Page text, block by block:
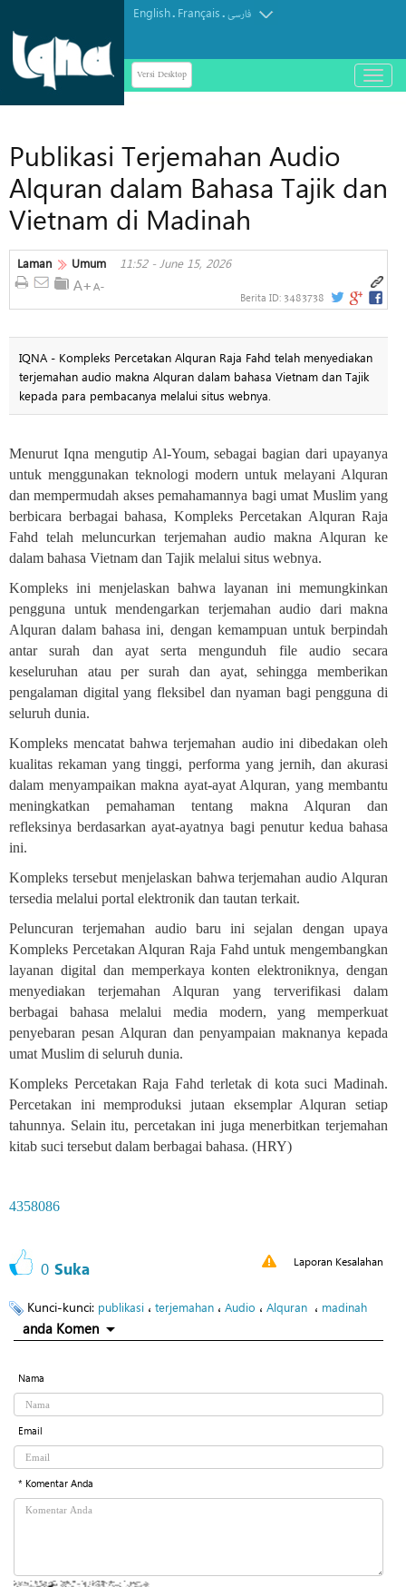
English. Français.فارسی
Versi Desktop
باز
و
Publikasi Terjemahan Audio
Alquran dalam Bahasa Tajik dan
Vietnam di Madinah
Laman Umum 11:52 - June 15, 2026
Berita ID: 3483738
IQNA - Kompleks Percetakan Alquran Raja Fahd telah menyediakan
terjemahan audio makna Alquran dalam bahasa Vietnam dan Tajik
kepada para pembacanya melalui situs webnya.
Menurut Iqna mengutip Al-Youm, sebagai bagian dari upayanya
untuk menggunakan teknologi modern untuk melayani Alquran
dan mempermudah akses pemahamannya bagi umat Muslim yang
berbicara berbagai bahasa, Kompleks Percetakan Alquran Raja
Fahd telah meluncurkan terjemahan audio makna Alquran ke
dalam bahasa Vietnam dan Tajik melalui situs webnya.
Kompleks ini menjelaskan bahwa layanan ini memungkinkan
pengguna untuk mendengarkan terjemahan audio dari makna
Alquran dalam bahasa ini, dengan kemampuan untuk berpindah
antar surah dan ayat serta mengunduh file audio secara
keseluruhan atau per surah dan ayat, sehingga memberikan
pengalaman digital yang fleksibel dan nyaman bagi pengguna di
seluruh dunia.
Kompleks mencatat bahwa terjemahan audio ini dibedakan oleh
kualitas rekaman yang tinggi, performa yang jernih, dan akurasi
dalam menyampaikan makna ayat-ayat Alquran, yang membantu
meningkatkan pemahaman tentang makna Alquran dan
refleksinya berdasarkan ayat-ayatnya bagi penutur kedua bahasa
ini.
Kompleks tersebut menjelaskan bahwa terjemahan audio Alquran
tersedia melalui portal elektronik dan tautan terkait.
Peluncuran terjemahan audio baru ini sejalan dengan upaya
Kompleks Percetakan Alquran Raja Fahd untuk mengembangkan
layanan digital dan memperkaya konten elektroniknya, dengan
menyediakan terjemahan Alquran yang terverifikasi dalam
berbagai bahasa melalui media modern, yang memperkuat
penyebaran pesan Alquran dan penyampaian maknanya kepada
umat Muslim di seluruh dunia.
Kompleks Percetakan Raja Fahd terletak di kota suci Madinah.
Percetakan ini memproduksi jutaan eksemplar Alquran setiap
tahunnya. Selain itu, percetakan ini juga menerbitkan terjemahan
kitab suci tersebut dalam berbagai bahasa. (HRY)
4358086
0 Suka Laporan Kesalahan
Kunci-kunci: publikasi ، terjemahan ، Audio ، Alquran ، madinah
anda Komen
Nama
Email
* Komentar Anda